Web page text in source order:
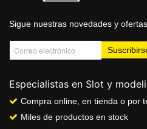
Sigue nuestras novedades y
Especialistas en Slot y
Compra online, en tienda o por
Miles de productos en stock